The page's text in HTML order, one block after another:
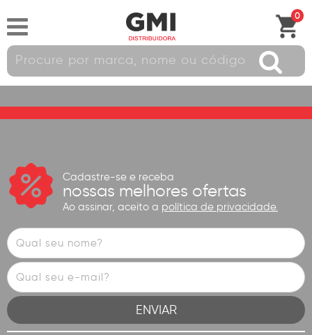
0
Cadastre-se e receba
nossas melhores ofertas
Ao assinar, aceito a política de privacidade.